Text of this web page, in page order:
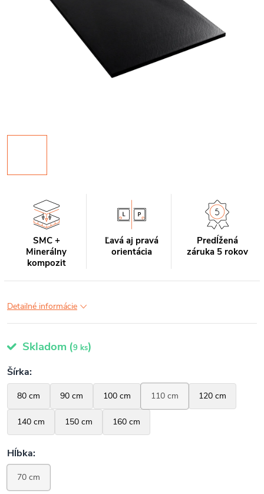
SMC +
Minerálny
kompozit
Ľavá aj pravá
orientácia
Predĺžená
záruka 5 rokov
Detailné informácie
Skladom (9 ks)